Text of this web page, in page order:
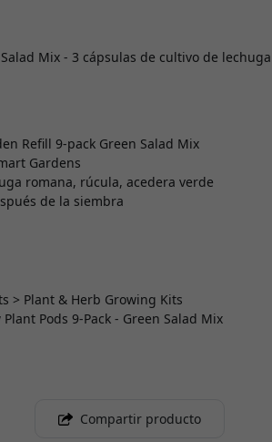
Mix - 3 cápsulas de cultivo de
Refill 9-pack Green Salad Mix
Gardens
romana, rúcula, acedera verde
de la siembra
> Plant & Herb Growing Kits
Pods 9-Pack - Green Salad Mix
Compartir producto